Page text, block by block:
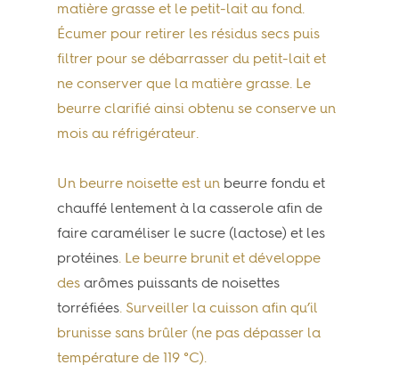
matière grasse et le petit-lait au fond.
Écumer pour retirer les résidus secs puis
filtrer pour se débarrasser du petit-lait et
ne conserver que la matière grasse. Le
beurre clarifié ainsi obtenu se conserve un
mois au réfrigérateur.
Un beurre noisette est un beurre fondu et
chauffé lentement à la casserole afin de
faire caraméliser le sucre (lactose) et les
protéines. Le beurre brunit et développe
des arômes puissants de noisettes
torréfiées. Surveiller la cuisson afin qu’il
brunisse sans brûler (ne pas dépasser la
température de 119 °C).